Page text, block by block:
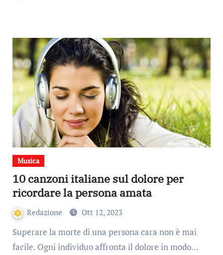
Musica
10 canzoni italiane sul dolore per
ricordare la persona amata
Redazione Ott 12, 2023
Superare la morte di una persona cara non è mai
facile. Ogni individuo affronta il dolore in modo…